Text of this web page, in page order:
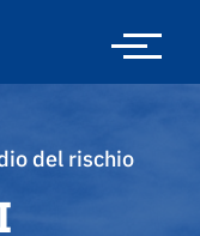
del rischio